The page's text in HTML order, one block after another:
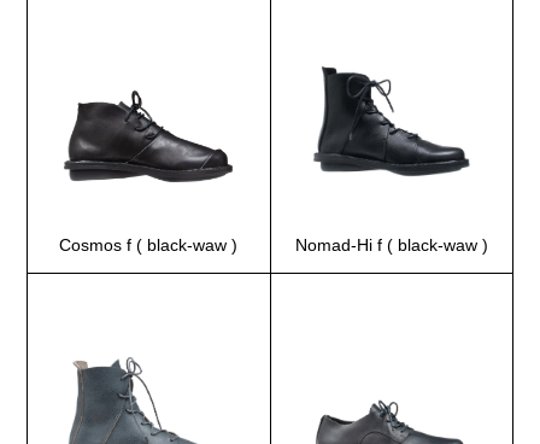
Cosmos f ( black-waw ) Nomad-Hi f ( black-waw )